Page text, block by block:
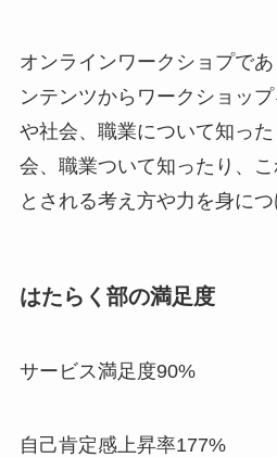
オンラインワークショプで
ンテンツからワークショッ
や社会、職業について知っ
会、職業ついて知ったり、
とされる考え方や力を身につ
はたらく部の満足度
サービス満足度90%
自己肯定感上昇率177%